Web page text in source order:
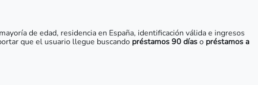
de edad, residencia en España, identificación válida e ingresos
que el usuario llegue buscando préstamos 90 díaso préstamos a